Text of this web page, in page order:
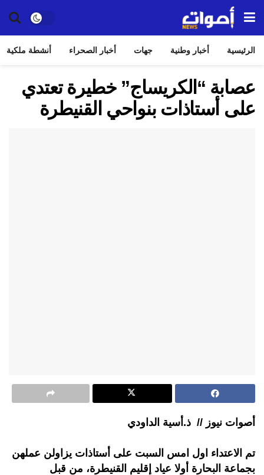
الرئيسية أخبار وطنية جهات أخبار الصحراء أنشطة ملكية
عصابة “الكريساج” خطيرة تعتدي
على أستاذات بنواحي القنيطرة
أصوات نيوز // ذ.أسية الداودي
تم الاعتداء اول امس السبت على أستاذات يزاولن عملهن
بجماعة البحارة أولا عياد إقليم القنيطرة، من قبل